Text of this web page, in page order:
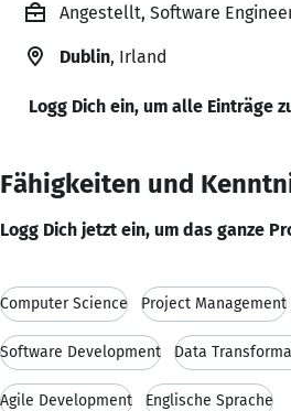
Angestellt, Software
Dublin, Irland
Logg Dich ein, um alle Einträge
Fähigkeiten und
Logg Dich jetzt ein, um das ganze
Computer Science Project Management
Software Development Data
Agile Development Englische Sprache